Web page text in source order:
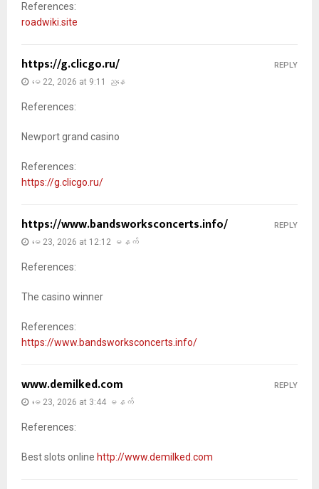
References:
roadwiki.site
https://g.clicgo.ru/
မေ 22, 2026 at 9:11 ညနေ
References:
Newport grand casino
References:
https://g.clicgo.ru/
REPLY
https://www.bandsworksconcerts.info/
မေ 23, 2026 at 12:12 မနက်
References:
The casino winner
References:
https://www.bandsworksconcerts.info/
REPLY
www.demilked.com
မေ 23, 2026 at 3:44 မနက်
References:
Best slots online http://www.demilked.com
REPLY